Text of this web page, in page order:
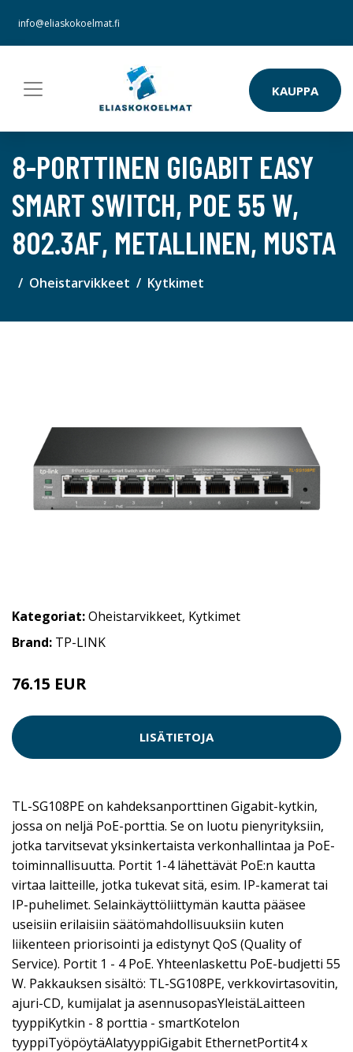
info@eliaskokoelmat.fi
KAUPPA
8-PORTTINEN GIGABIT EASY
SMART SWITCH, POE 55 W,
802.3AF, METALLINEN, MUSTA
Oheistarvikkeet Kytkimet
Kategoriat:Oheistarvikkeet, Kytkimet
Brand: TP-LINK
76.15 EUR
LISÄTIETOJA
TL-SG108PE on kahdeksanporttinen Gigabit-kytkin,
jossa on neljä PoE-porttia. Se on luotu pienyrityksiin,
jotka tarvitsevat yksinkertaista verkonhallintaa ja PoE-
toiminnallisuutta. Portit 1-4 lähettävät PoE:n kautta
virtaa laitteille, jotka tukevat sitä, esim. IP-kamerat tai
IP-puhelimet. Selainkäyttöliittymän kautta pääsee
useisiin erilaisiin säätömahdollisuuksiin kuten
liikenteen priorisointi ja edistynyt QoS (Quality of
Service). Portit 1 - 4 PoE. Yhteenlaskettu PoE-budjetti 55
W. Pakkauksen sisältö: TL-SG108PE, verkkovirtasovitin,
ajuri-CD, kumijalat ja asennusopasYleistäLaitteen
tyyppiKytkin - 8 porttia - smartKotelon
tyyppiTyöpöytäAlatyyppiGigabit EthernetPortit4 x